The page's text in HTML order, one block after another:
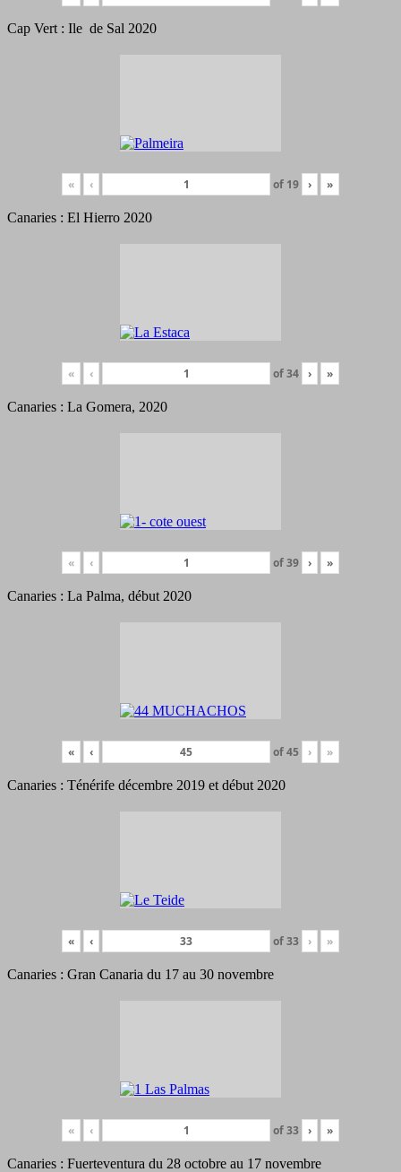
Cap Vert : Ile de Sal 2020
« ‹ of 19 › »
Canaries : El Hierro 2020
« ‹ of34 › »
Canaries : La Gomera, 2020
« ‹ of39 › »
Canaries : La Palma, début 2020
« ‹ of45 › »
Canaries : Ténérife décembre 2019 et début 2020
« ‹ of33 › »
Canaries : Gran Canaria du 17 au 30 novembre
« ‹ of33 › »
Canaries : Fuerteventura du 28 octobre au 17 novembre